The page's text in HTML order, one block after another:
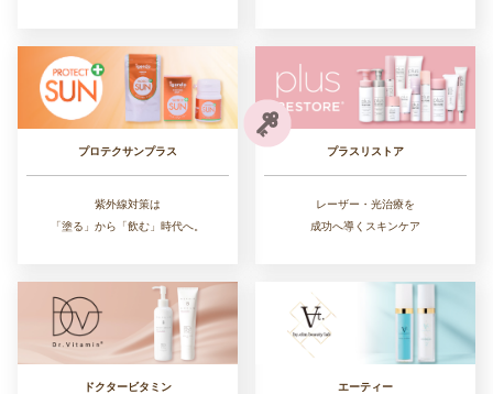
プロテクサンプラス
紫外線対策は
「塗る」から「飲む」時代へ。
プラスリストア
レーザー・光治療を
成功へ導くスキンケア
ドクタービタミン エーティー